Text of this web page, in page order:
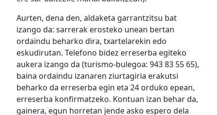
Aurten, dena den, aldaketa garrantzitsu bat
izango da: sarrerak erosteko unean bertan
ordaindu beharko dira, txartelarekin edo
eskudirutan. Telefono bidez erreserba egiteko
aukera izango da (turismo-bulegoa: 943 83 55 65),
baina ordaindu izanaren ziurtagiria erakutsi
beharko da erreserba egin eta 24 orduko epean,
erreserba konfirmatzeko. Kontuan izan behar da,
gainera, egun horretan jende asko espero dela